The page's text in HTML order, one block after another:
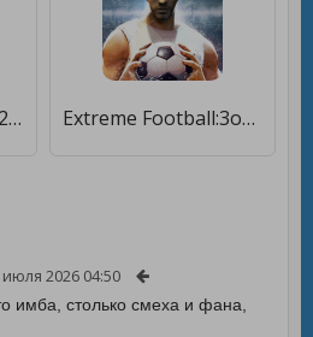
Soccer Manager 2020 - Игра футбольного менеджера [Много денег] Extreme Football:3on3 Multiplayer Soccer [Мод меню]
июля 2026 04:50
имба, столько смеха и фана,